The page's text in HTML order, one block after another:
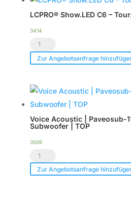
6DA
|
DSP
Endstufe
Case
Menge
LCPRO® Show.LED C6 –
3414
LCPRO®
Show.LED
-
Tourpack
(8er
Set)
Zur Angebotsanfrage
Voice Acoustic | Paveosub-
Subwoofer | TOP
3509
Voice
Acoustic
Zur Angebotsanfrage